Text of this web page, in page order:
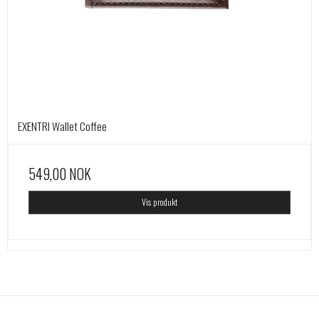
EXENTRI Wallet Coffee
549,00 NOK
Vis produkt